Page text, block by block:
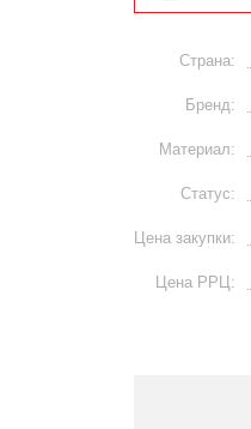
Страна:
Бренд:
Материал:
Статус:
Цена закупки:
Цена РРЦ: